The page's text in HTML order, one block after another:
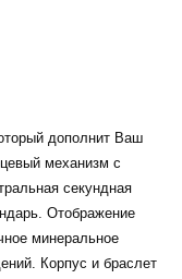
дополнит Ваш
механизм с
секундная
Отображение
минеральное
Корпус и браслет